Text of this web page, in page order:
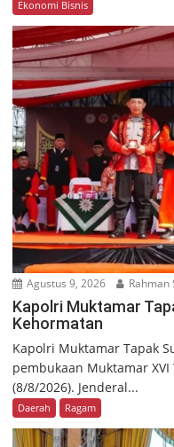
Ekonomi Bisnis
Agustus 9, 2026 Rahman
Kapolri Muktamar
Kehormatan
Kapolri Muktamar Tapak
pembukaan Muktamar XVI
(8/8/2026). Jenderal...
Daerah Ragam